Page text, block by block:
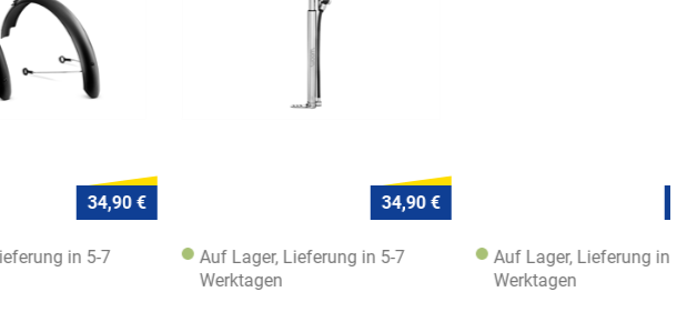
5-7
Auf Lager, Lieferung in 5-7
Werktagen
Auf Lager, Lieferung in 5-7
Werktagen